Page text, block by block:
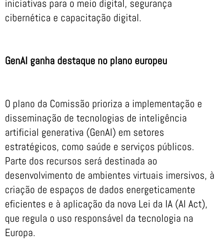
iniciativas para o meio digital, segurança
cibernética e capacitação digital.
GenAI ganha destaque no plano europeu
O plano da Comissão prioriza a implementação e
disseminação de tecnologias de inteligência
artificial generativa (GenAI) em setores
estratégicos, como saúde e serviços públicos.
Parte dos recursos será destinada ao
desenvolvimento de ambientes virtuais imersivos, à
criação de espaços de dados energeticamente
eficientes e à aplicação da nova Lei da IA (AI Act),
que regula o uso responsável da tecnologia na
Europa.